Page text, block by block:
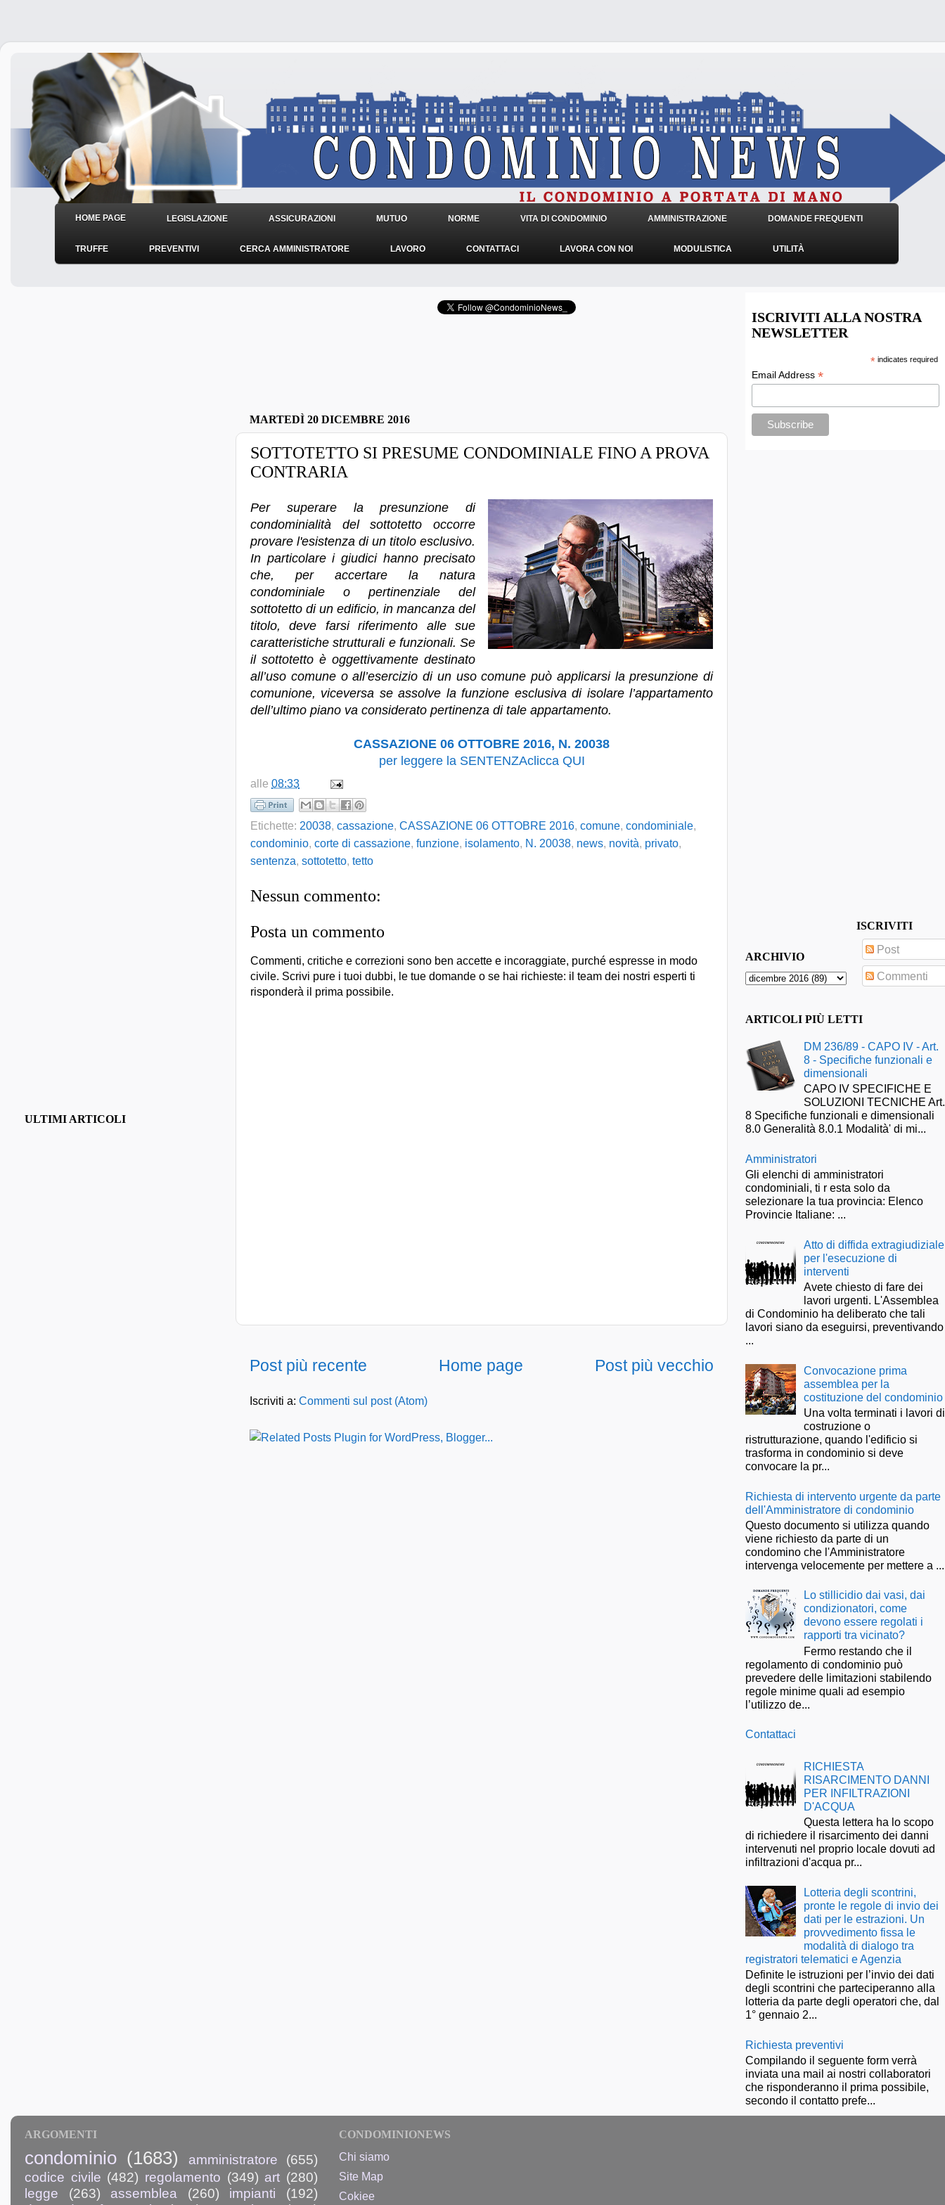
HOME PAGE LEGISLAZIONE ASSICURAZIONI MUTUO NORME VITA DI CONDOMINIO AMMINISTRAZIONE DOMANDE FREQUENTI
TRUFFE PREVENTIVI CERCA AMMINISTRATORE LAVORO CONTATTACI LAVORA CON NOI MODULISTICA UTILITÀ
MARTEDÌ 20 DICEMBRE 2016
SOTTOTETTO SI PRESUME CONDOMINIALE FINO A PROVA
CONTRARIA
Per superare la presunzione di
condominialità del sottotetto occorre
provare l'esistenza di un titolo esclusivo.
In particolare i giudici hanno precisato
che, per accertare la natura
condominiale o pertinenziale del
sottotetto di un edificio, in mancanza del
titolo, deve farsi riferimento alle sue
caratteristiche strutturali e funzionali. Se
il sottotetto è oggettivamente destinato
all’uso comune o all’esercizio di un uso comune può applicarsi la presunzione di
comunione, viceversa se assolve la funzione esclusiva di isolare l’appartamento
dell’ultimo piano va considerato pertinenza di tale appartamento.
CASSAZIONE 06 OTTOBRE 2016, N. 20038
per leggere la SENTENZAclicca QUI
alle 08:33
Etichette: 20038, cassazione, CASSAZIONE 06 OTTOBRE 2016, comune, condominiale,
condominio, corte di cassazione, funzione, isolamento, N. 20038, news, novità, privato,
sentenza, sottotetto, tetto
Nessun commento:
Posta un commento
Commenti, critiche e correzioni sono ben accette e incoraggiate, purché espresse in modo
civile. Scrivi pure i tuoi dubbi, le tue domande o se hai richieste: il team dei nostri esperti ti
risponderà il prima possibile.
Post più recente Post più vecchio
Home page
Iscriviti a: Commenti sul post (Atom)
ULTIMI ARTICOLI
ISCRIVITI ALLA NOSTRA
NEWSLETTER
*indicates required
Email Address *
ARCHIVIO
ISCRIVITI
Post
Commenti
ARTICOLI PIÙ LETTI
DM 236/89 - CAPO IV - Art.
8 - Specifiche funzionali e
dimensionali
CAPO IV SPECIFICHE E
SOLUZIONI TECNICHE Art.
8 Specifiche funzionali e dimensionali
8.0 Generalità 8.0.1 Modalità' di mi...
Amministratori
Gli elenchi di amministratori
condominiali, ti r esta solo da
selezionare la tua provincia: Elenco
Provincie Italiane: ...
Atto di diffida extragiudiziale
per l'esecuzione di
interventi
Avete chiesto di fare dei
lavori urgenti. L'Assemblea
di Condominio ha deliberato che tali
lavori siano da eseguirsi, preventivando
...
Convocazione prima
assemblea per la
costituzione del condominio
Una volta terminati i lavori di
costruzione o
ristrutturazione, quando l'edificio si
trasforma in condominio si deve
convocare la pr...
Richiesta di intervento urgente da parte
dell'Amministratore di condominio
Questo documento si utilizza quando
viene richiesto da parte di un
condomino che l'Amministratore
intervenga velocemente per mettere a ...
Lo stillicidio dai vasi, dai
condizionatori, come
devono essere regolati i
rapporti tra vicinato?
Fermo restando che il
regolamento di condominio può
prevedere delle limitazioni stabilendo
regole minime quali ad esempio
l’utilizzo de...
Contattaci
RICHIESTA
RISARCIMENTO DANNI
PER INFILTRAZIONI
D'ACQUA
Questa lettera ha lo scopo
di richiedere il risarcimento dei danni
intervenuti nel proprio locale dovuti ad
infiltrazioni d'acqua pr...
Lotteria degli scontrini,
pronte le regole di invio dei
dati per le estrazioni. Un
provvedimento fissa le
modalità di dialogo tra
registratori telematici e Agenzia
Definite le istruzioni per l’invio dei dati
degli scontrini che parteciperanno alla
lotteria da parte degli operatori che, dal
1° gennaio 2...
Richiesta preventivi
Compilando il seguente form verrà
inviata una mail ai nostri collaboratori
che risponderanno il prima possibile,
secondo il contatto prefe...
ARGOMENTI
condominio (1683) amministratore
(655)
codice civile (482) regolamento (349) art (280)
legge
(263) assemblea (260) impianti
(192)
CONDOMINIONEWS
Chi siamo
Site Map
Cokiee